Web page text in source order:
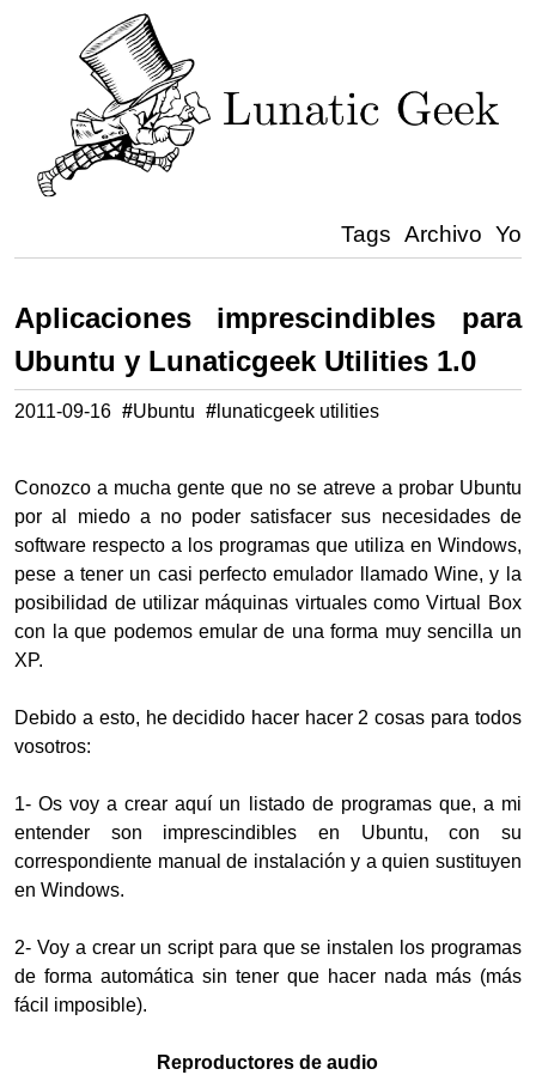
Tags Archivo Yo
Aplicaciones imprescindibles para
Ubuntu y Lunaticgeek Utilities 1.0
2011-09-16 #Ubuntu # lunaticgeek utilities
Conozco a mucha gente que no se atreve a probar Ubuntu
por al miedo a no poder satisfacer sus necesidades de
software respecto a los programas que utiliza en Windows,
pese a tener un casi perfecto emulador llamado Wine, y la
posibilidad de utilizar máquinas virtuales como Virtual Box
con la que podemos emular de una forma muy sencilla un
XP.
Debido a esto, he decidido hacer hacer 2 cosas para todos
vosotros:
1- Os voy a crear aquí un listado de programas que, a mi
entender son imprescindibles en Ubuntu, con su
correspondiente manual de instalación y a quien sustituyen
en Windows.
2- Voy a crear un script para que se instalen los programas
de forma automática sin tener que hacer nada más (más
fácil imposible).
Reproductores de audio